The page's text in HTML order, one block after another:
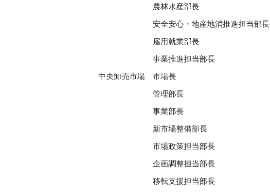
農林水産部長
安全安心・地産地消推進担当部長
雇用就業部長
事業推進担当部長
中央卸売市場 市場長
管理部長
事業部長
新市場整備部長
市場政策担当部長
企画調整担当部長
移転支援担当部長